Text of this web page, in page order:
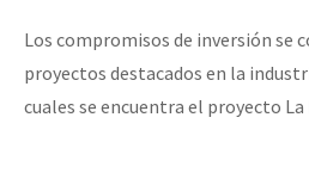
Los compromisos de inversión se
proyectos destacados en la
cuales se encuentra el proyecto